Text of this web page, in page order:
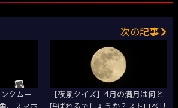
クムー
、スマホ
次の記事
【夜景クイズ】4月の満月は何と
呼ばれるでしょうか？ストロベリ